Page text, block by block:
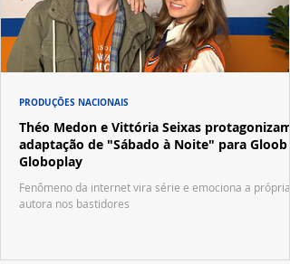
Théo Medon e Vittória Seixas protagonizam
adaptação de "Sábado à Noite" para Gloob e
Globoplay
Fenômeno da internet vira série e emociona a própria
autora nos bastidores
PRODUÇÕES NACIONAIS